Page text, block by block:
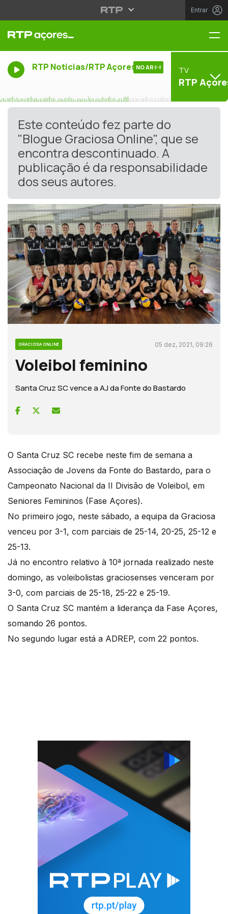
Entrar
RTP Noticias/RTP Açores NO AR TV
RTP
Este conteúdo fez parte do
"Blogue Graciosa Online", que se
encontra descontinuado. A
publicação é da responsabilidade
dos seus autores.
GRACIOSA ONLINE 05 dez, 2021, 09:26
Voleibol feminino
Santa Cruz SC vence a AJ da Fonte do Bastardo
O Santa Cruz SC recebe neste fim de semana a
Associação de Jovens da Fonte do Bastardo, para o
Campeonato Nacional da II Divisão de Voleibol, em
Seniores Femininos (Fase Açores).
No primeiro jogo, neste sábado, a equipa da Graciosa
venceu por 3-1, com parciais de 25-14, 20-25, 25-12 e
25-13.
Já no encontro relativo à 10ª jornada realizado neste
domingo, as voleibolistas graciosenses venceram por
3-0, com parciais de 25-18, 25-22 e 25-19.
O Santa Cruz SC mantém a liderança da Fase Açores,
somando 26 pontos.
No segundo lugar está a ADREP, com 22 pontos.